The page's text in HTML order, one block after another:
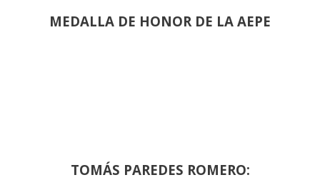
MEDALLA DE HONOR DE LA AEPE
TOMÁS PAREDES ROMERO: